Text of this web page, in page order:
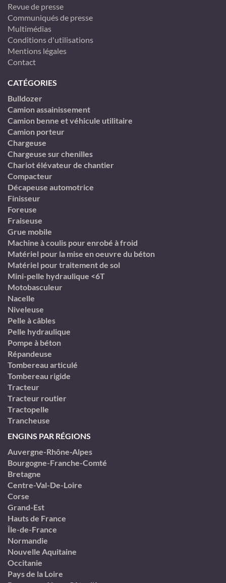
Revue de presse
Communiqués de presse
Multimédias
Conditions d'utilisations
Mentions légales
Contact
CATÉGORIES
Bulldozer
Camion assainissement
Camion benne et véhicule utilitaire
Camion porteur
Chargeuse
Chargeuse sur chenilles
Chariot élévateur de chantier
Compacteur
Décapeuse automotrice
Finisseur
Foreuse
Fraiseuse
Grue mobile
Machine à coulis pour enrobé à froid
Matériel pour la mise en oeuvre du béton
Matériel pour traitement de sol
Mini-pelle hydraulique <6T
Motobasculeur
Nacelle
Niveleuse
Pelle à câbles
Pelle hydraulique
Pompe à béton
Répandeuse
Tombereau articulé
Tombereau rigide
Tracteur
Tracteur routier
Tractopelle
Trancheuse
ENGINS PAR RÉGIONS
Auvergne-Rhône-Alpes
Bourgogne-Franche-Comté
Bretagne
Centre-Val-De-Loire
Corse
Grand-Est
Hauts de France
Île-de-France
Normandie
Nouvelle Aquitaine
Occitanie
Pays de la Loire